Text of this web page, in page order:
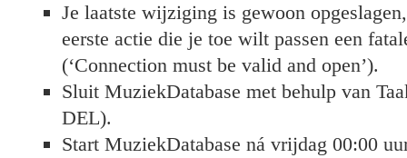
Je laatste wijziging is gewoon
eerste actie die je toe wilt passen een
(‘Connection must be valid and open’).
Sluit MuziekDatabase met behulp van
DEL).
Start MuziekDatabase ná vrijdag 00:00